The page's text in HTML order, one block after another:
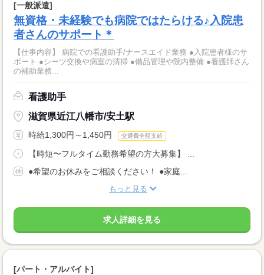
[一般派遣]
無資格・未経験でも病院ではたらける♪入院患
者さんのサポート＊
【仕事内容】 病院での看護助手/ナースエイド業務 ●入院患者様のサ
ポート ●シーツ交換や病室の清掃 ●備品管理や院内整備 ●看護師さん
の補助業務...
看護助手
滋賀県近江八幡市/安土駅
時給1,300円～1,450円 交通費全額支給
【時短〜フルタイム勤務希望の方大募集】 ...
●希望のお休みをご相談ください！ ●家庭...
もっと見る
求人詳細を見る
[パート・アルバイト]